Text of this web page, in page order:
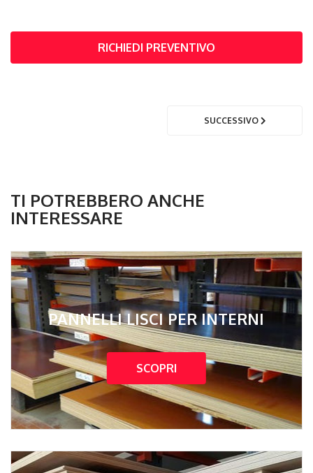
RICHIEDI PREVENTIVO
SUCCESSIVO
TI POTREBBERO ANCHE
INTERESSARE
PANNELLI LISCI PER INTERNI
SCOPRI